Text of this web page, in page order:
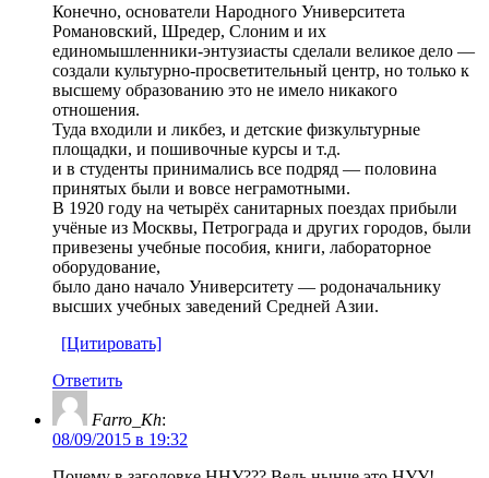
Конечно, основатели Народного Университета
Романовский, Шредер, Слоним и их
единомышленники-энтузиасты сделали великое дело —
создали культурно-просветительный центр, но только к
высшему образованию это не имело никакого
отношения.
Туда входили и ликбез, и детские физкультурные
площадки, и пошивочные курсы и т.д.
и в студенты принимались все подряд — половина
принятых были и вовсе неграмотными.
В 1920 году на четырёх санитарных поездах прибыли
учёные из Москвы, Петрограда и других городов, были
привезены учебные пособия, книги, лабораторное
оборудование,
было дано начало Университету — родоначальнику
высших учебных заведений Средней Азии.
[Цитировать]
Ответить
Farro_Kh:
08/09/2015 в 19:32